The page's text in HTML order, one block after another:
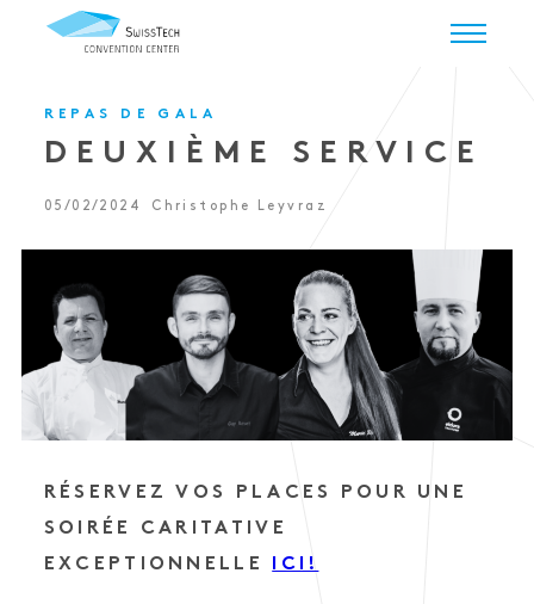
REPAS DE GALA
DEUXIÈME SERVICE
05/02/2024 Christophe Leyvraz
RÉSERVEZ VOS PLACES POUR UNE
SOIRÉE CARITATIVE
EXCEPTIONNELLE ICI!